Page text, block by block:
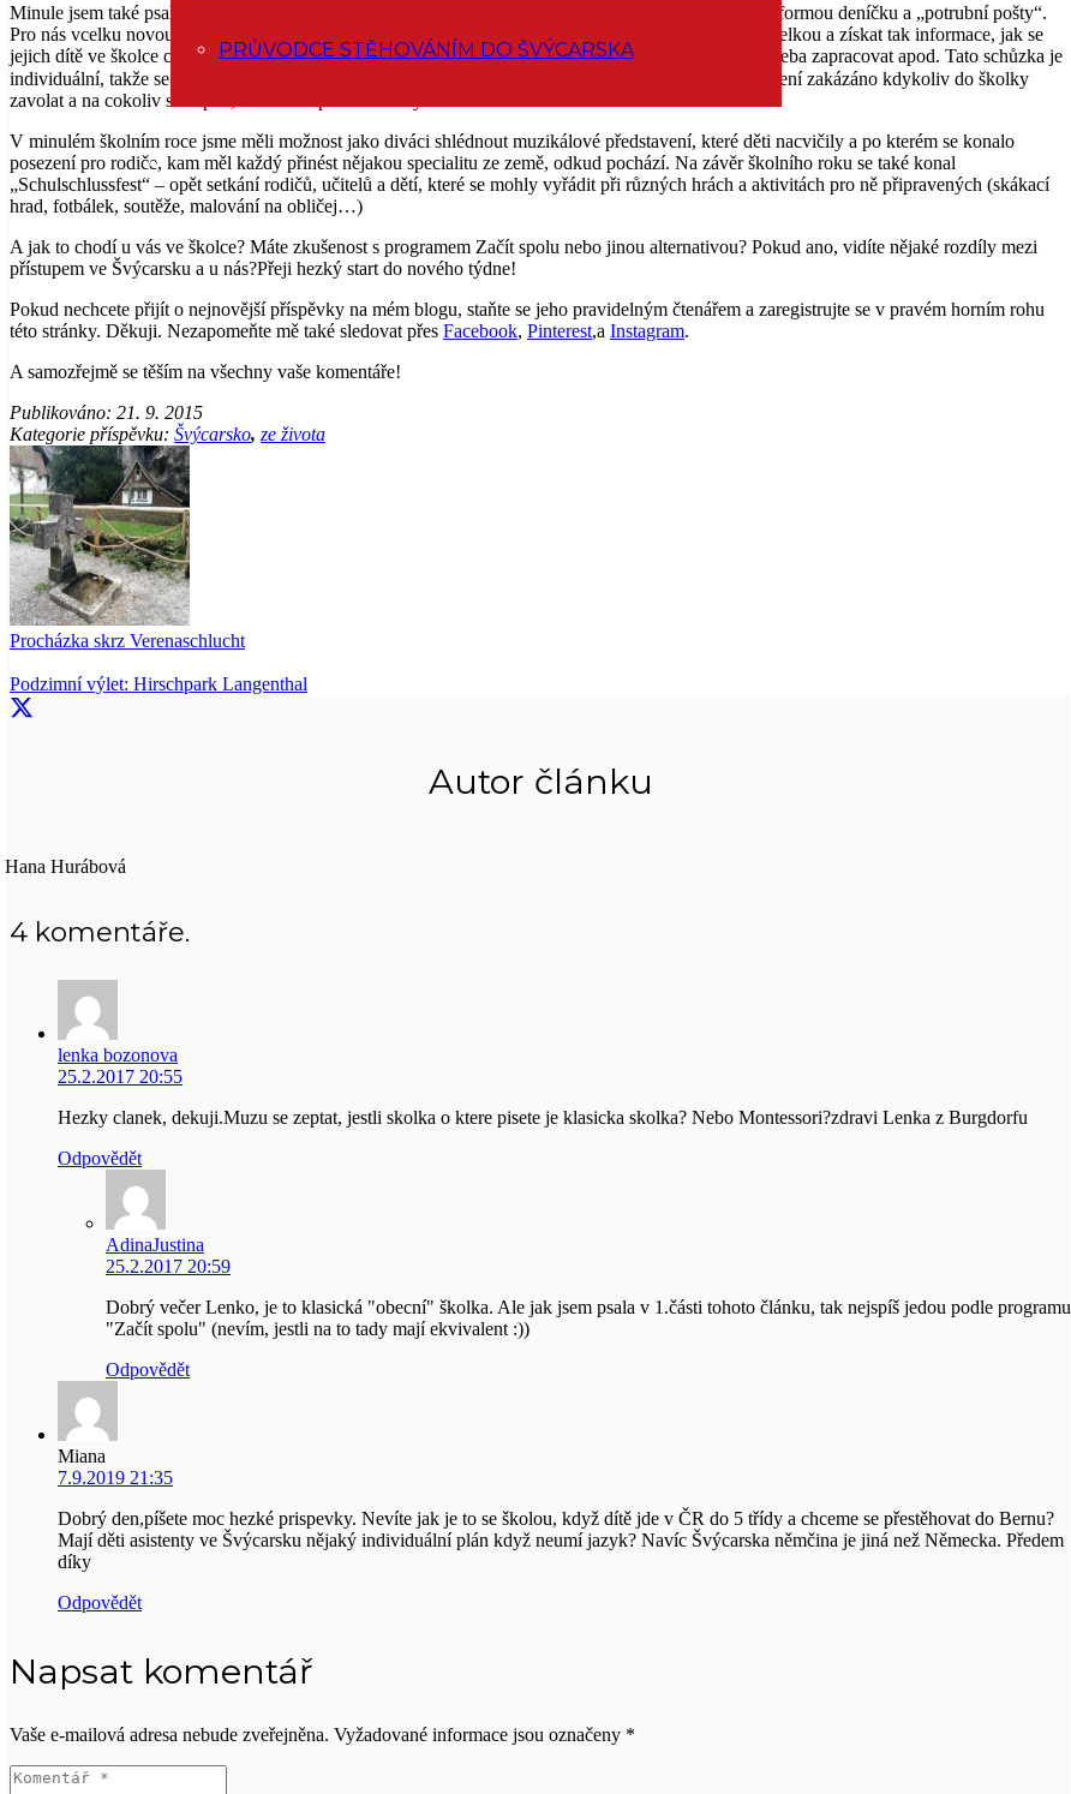
PRŮVODCE STĚHOVÁNÍM DO ŠVÝCARSKA
Minule jsem také psala, že kontakt s učitelkami a získávání zpráv o různých akcích ve školce probíhá formou deníčku a „potrubní pošty“.
Pro nás vcelku novou věcí byla i třídní schůzka, kdy jednou ročně mají rodiče možnost setkat se s učitelkou a získat tak informace, jak se
jejich dítě ve školce chová, jak spolupracuje, co mu z hlediska jeho rozvoje jde a co ne, na čem je potřeba zapracovat apod. Tato schůzka je
individuální, takže se o případných prohřešcích vašeho potomka nikdo jiný nedozví 😉 Samozřejmě není zakázáno kdykoliv do školky
zavolat a na cokoliv se zeptat, nebo také po dohodě výuku navštívit.
V minulém školním roce jsme měli možnost jako diváci shlédnout muzikálové představení, které děti nacvičily a po kterém se konalo
posezení pro rodiče, kam měl každý přinést nějakou specialitu ze země, odkud pochází. Na závěr školního roku se také konal
„Schulschlussfest“ – opět setkání rodičů, učitelů a dětí, které se mohly vyřádit při různých hrách a aktivitách pro ně připravených (skákací
hrad, fotbálek, soutěže, malování na obličej…)
A jak to chodí u vás ve školce? Máte zkušenost s programem Začít spolu nebo jinou alternativou? Pokud ano, vidíte nějaké rozdíly mezi
přístupem ve Švýcarsku a u nás?Přeji hezký start do nového týdne!
Pokud nechcete přijít o nejnovější příspěvky na mém blogu, staňte se jeho pravidelným čtenářem a zaregistrujte se v pravém horním rohu
této stránky. Děkuji. Nezapomeňte mě také sledovat přes Facebook, Pinterest,a Instagram.
A samozřejmě se těším na všechny vaše komentáře!
Publikováno: 21. 9. 2015
Kategorie příspěvku: Švýcarsko, ze života
Procházka skrz Verenaschlucht
Podzimní výlet: Hirschpark Langenthal
Autor článku
Hana Hurábová
4 komentáře.
lenka bozonova
25.2.2017 20:55
Hezky clanek, dekuji.Muzu se zeptat, jestli skolka o ktere pisete je klasicka skolka? Nebo Montessori?zdravi Lenka z Burgdorfu
Odpovědět
AdinaJustina
25.2.2017 20:59
Dobrý večer Lenko, je to klasická "obecní" školka. Ale jak jsem psala v 1.části tohoto článku, tak nejspíš jedou podle programu
"Začít spolu" (nevím, jestli na to tady mají ekvivalent :))
Odpovědět
Miana
7.9.2019 21:35
Dobrý den,píšete moc hezké prispevky. Nevíte jak je to se školou, když dítě jde v ČR do 5 třídy a chceme se přestěhovat do Bernu?
Mají děti asistenty ve Švýcarsku nějaký individuální plán když neumí jazyk? Navíc Švýcarska němčina je jiná než Německa. Předem
díky
Odpovědět
Napsat komentář
Vaše e-mailová adresa nebude zveřejněna. Vyžadované informace jsou označeny *